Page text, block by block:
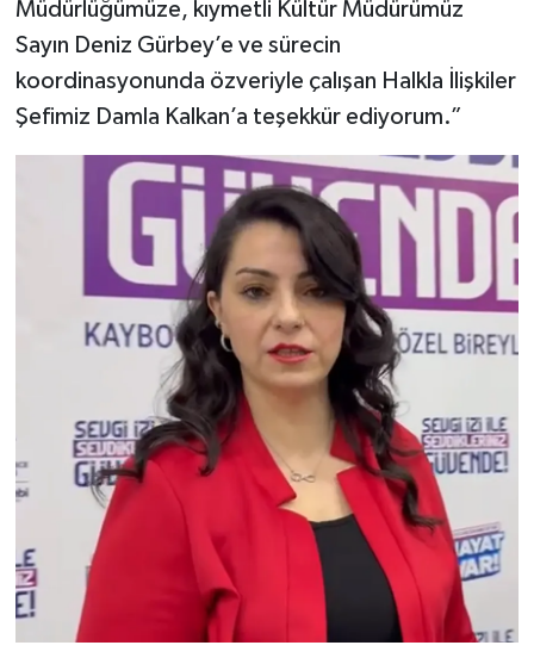
Müdürlüğümüze, kıymetli Kültür Müdürümüz
Sayın Deniz Gürbey’e ve sürecin
koordinasyonunda özveriyle çalışan Halkla İlişkiler
Şefimiz Damla Kalkan’a teşekkür ediyorum.”